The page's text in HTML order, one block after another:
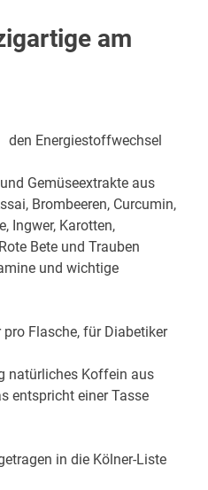
am
den Energiestoffwechsel
Gemüseextrakte aus
Brombeeren, Curcumin,
Ingwer, Karotten,
Bete und Trauben
und wichtige
Flasche, für Diabetiker
natürliches Koffein aus
entspricht einer Tasse
in die Kölner-Liste